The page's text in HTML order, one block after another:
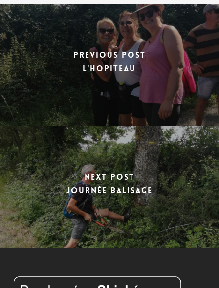
Previous Post
L'Hopiteau
Next Post
Journée balisage